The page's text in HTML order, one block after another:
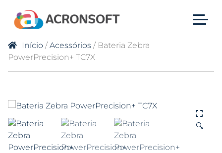
Início /Acessórios / Bateria Zebra
PowerPrecision+ TC7X
🔍